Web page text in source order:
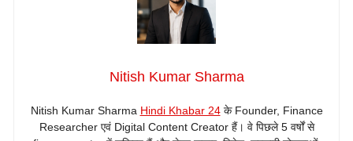
Nitish Kumar Sharma
Nitish Kumar Sharma Hindi Khabar 24के Founder, Finance
Researcher एवं Digital Content Creator हैं। वे पिछले 5 वर्षों से